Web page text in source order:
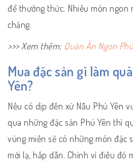
để thưởng thức. Nhiều món ngon
chăng.
>>> Xem thêm: Quán Ăn Ngon
Mua đặc sản gì làm
Yên?
Nếu có dịp đến xứ Nẫu Phú Yên
qua những đặc sản Phú Yên thì
vùng miền sẽ có những món đặc
mới lạ, hấp dẫn. Chính vì điều đó